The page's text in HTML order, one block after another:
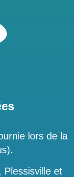
lors de la
Plessisville et